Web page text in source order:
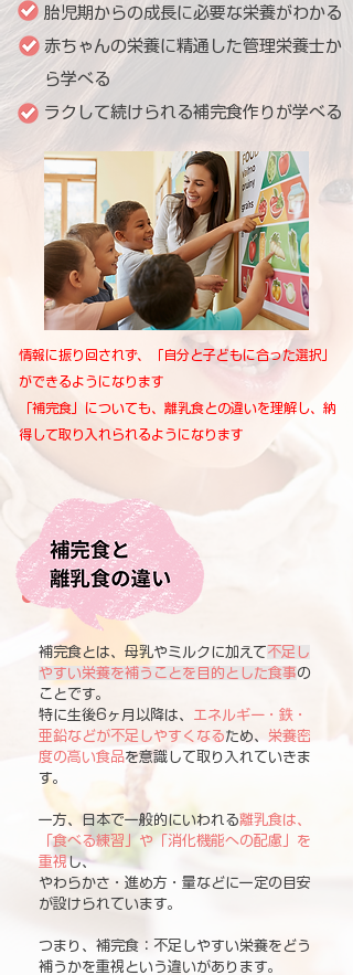
胎児期からの成長に必要な栄養がわかる
赤ちゃんの栄養に精通した管理栄養士か
ら学べる
ラクして続けられる補完食作りが学べる
情報に振り回されず、「自分と子どもに合った選択」
ができるようになります
「補完食」についても、離乳食との違いを理解し、納
得して取り入れられるようになります
補完食とは、母乳やミルクに加えて不足し
やすい栄養を補うことを目的とした食事の
ことです。
特に生後6ヶ月以降は、 エネルギー・鉄・
亜鉛などが不足しやすくなるため、 栄養密
度の高い食品を意識して取り入れていきま
す。
一方、日本で一般的にいわれる離乳食は、
「食べる練習」や「消化機能への配慮」を
重視し、
やわらかさ・進め方・量などに一定の目安
が設けられています。
つまり、補完食：不足しやすい栄養をどう
補うかを重視 という違いがあります。